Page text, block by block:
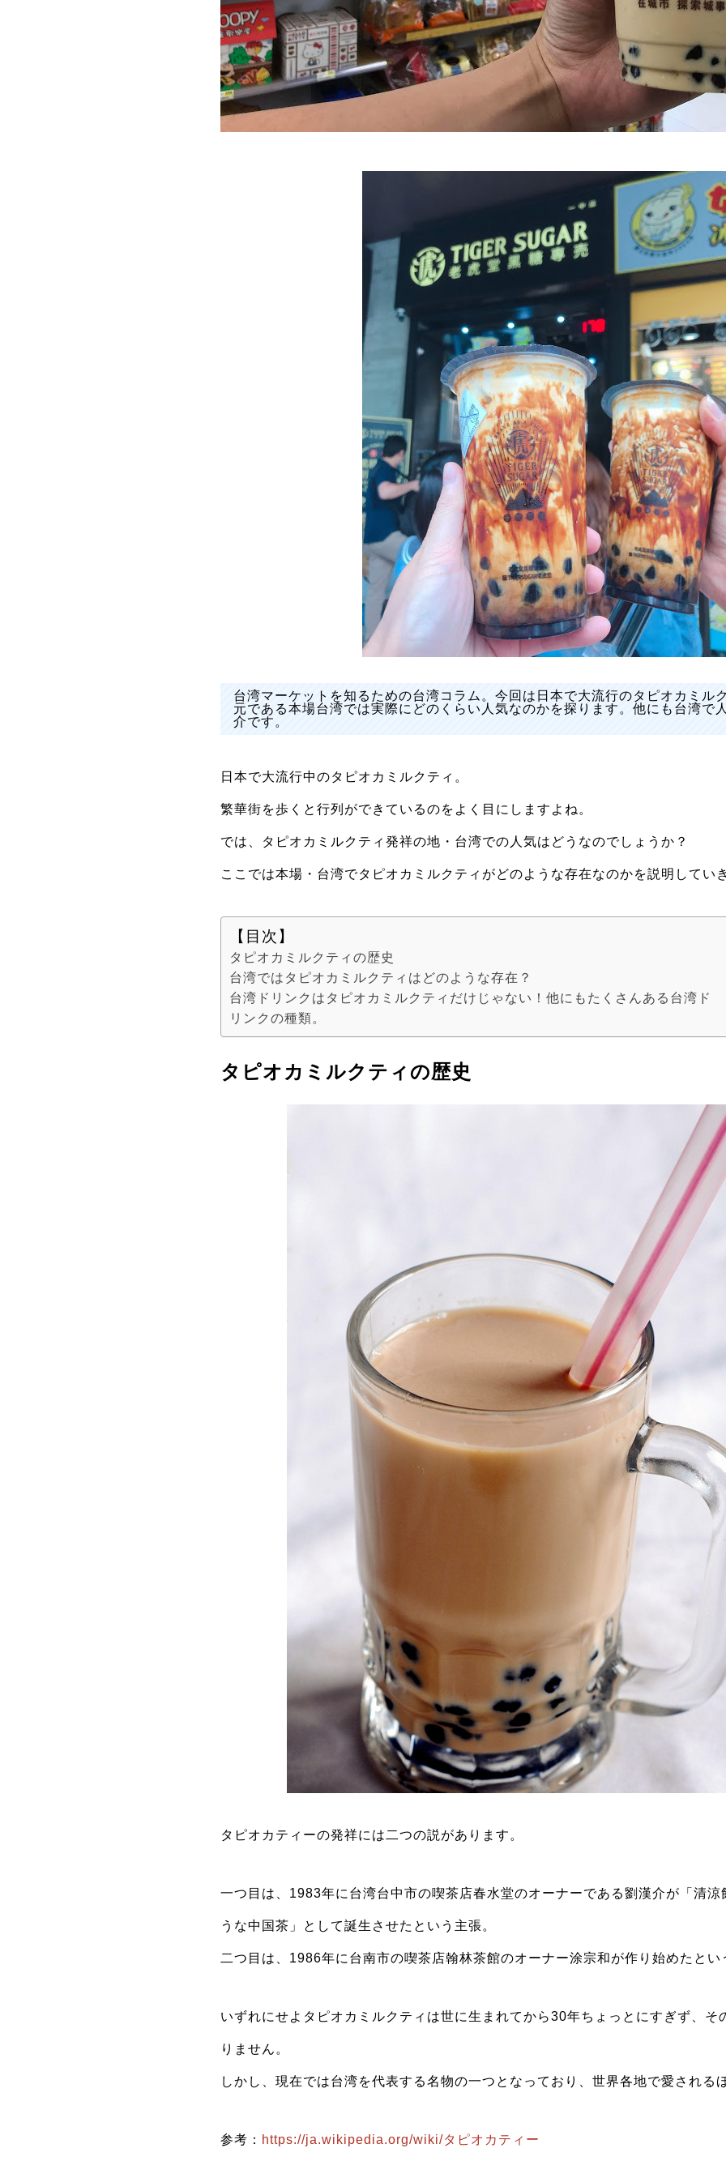
台湾マーケットを知るための台湾コラム。今回は日本で大流行のタピオカミル
元である本場台湾では実際にどのくらい人気なのかを探ります。他にも台湾で
介です。
日本で大流行中のタピオカミルクティ。
繁華街を歩くと行列ができているのをよく目にしますよね。
では、タピオカミルクティ発祥の地・台湾での人気はどうなのでしょうか？
ここでは本場・台湾でタピオカミルクティがどのような存在なのかを説明してい
【目次】
タピオカミルクティの歴史
台湾ではタピオカミルクティはどのような存在？
台湾ドリンクはタピオカミルクティだけじゃない！他にもたくさんある台湾ド
リンクの種類。
タピオカミルクティの歴史
タピオカティーの発祥には二つの説があります。
一つ目は、1983年に台湾台中市の喫茶店春水堂のオーナーである劉漢介が「清
うな中国茶」として誕生させたという主張。
二つ目は、1986年に台南市の喫茶店翰林茶館のオーナー涂宗和が作り始めたとい
いずれにせよタピオカミルクティは世に生まれてから30年ちょっとにすぎず、そ
りません。
しかし、現在では台湾を代表する名物の一つとなっており、世界各地で愛される
参考： https://ja.wikipedia.org/wiki/タピオカティー